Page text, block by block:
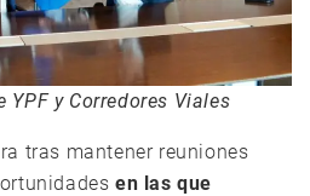
y Corredores Viales
tras mantener reuniones
en las que